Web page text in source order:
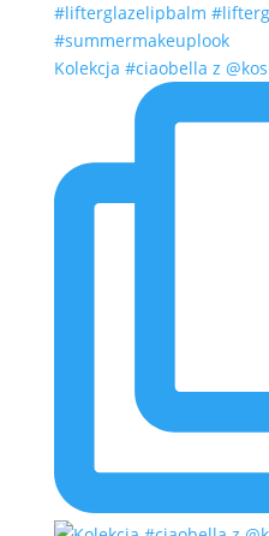
Kolekcja #ciaobella z